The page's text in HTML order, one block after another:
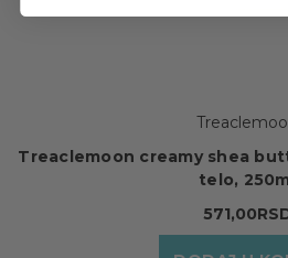
Treaclemoon creamy shea
telo,